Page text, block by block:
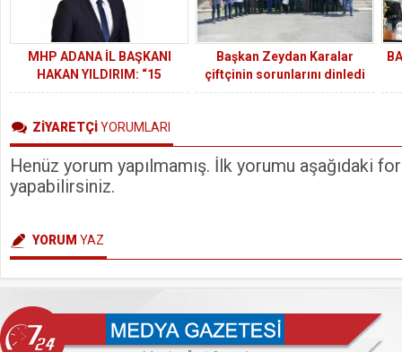
MHP ADANA İL BAŞKANI
HAKAN YILDIRIM: “15
TEMMUZ’DA İHANET
KAZANMIŞ, TÜRKİYE
KAZANMIŞTIR”
Başkan Zeydan Karalar
çiftçinin sorunlarını dinledi
ZİYARETÇİYORUMLARI
Henüz yorum yapılmamış. İlk yorumu aşağıdaki
yapabilirsiniz.
YORUM YAZ